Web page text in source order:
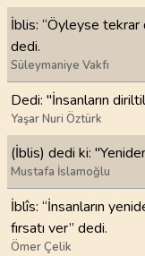
İblis: “Öyleyse tekrar
dedi.
Süleymaniye Vakfı
Dedi: "İnsanların
Yaşar Nuri Öztürk
(İblis) dedi ki:
Mustafa İslamoğlu
İblîs: “İnsanların
fırsatı ver” dedi.
Ömer Çelik